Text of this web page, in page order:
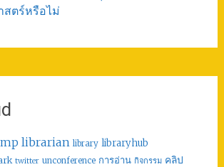
ตร์หรือไม่
librarian library libraryhub
twitter unconference การอ่าน กิจกรรม คลิป